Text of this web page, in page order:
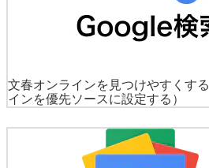
文春オンラインを見つけやすくする
インを優先ソースに設定する）